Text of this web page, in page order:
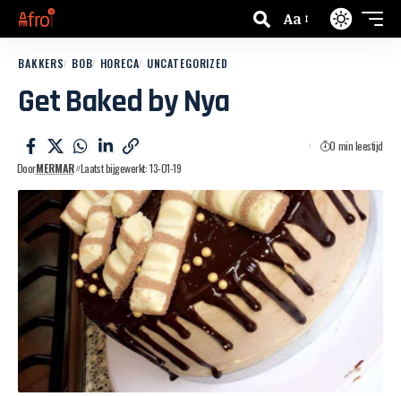
Aa
BAKKERS BOB HORECA UNCATEGORIZED
Get Baked by Nya
DoorMERMAR Laatst bijgewerkt: 13-01-19
0 min leestijd